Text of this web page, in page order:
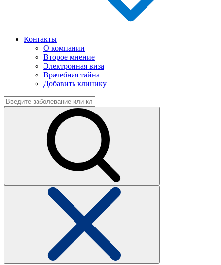
Контакты
О компании
Второе мнение
Электронная виза
Врачебная тайна
Добавить клинику